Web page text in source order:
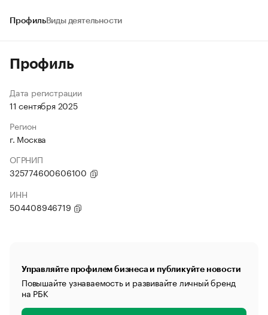
ПрофильВиды деятельности
Профиль
Дата регистрации
11 сентября 2025
Регион
г. Москва
ОГРНИП
325774600606100
ИНН
504408946719
Управляйте профилем бизнеса и публикуйте новости
Повышайте узнаваемость и развивайте личный бренд
на РБК